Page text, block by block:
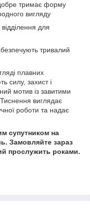
тримає форму
вигляду
відділення для
тривалий
плавних
силу, захист і
мотив із завитими
виглядає
роботи та надає
супутником на
Замовляйте зараз
прослужить роками.